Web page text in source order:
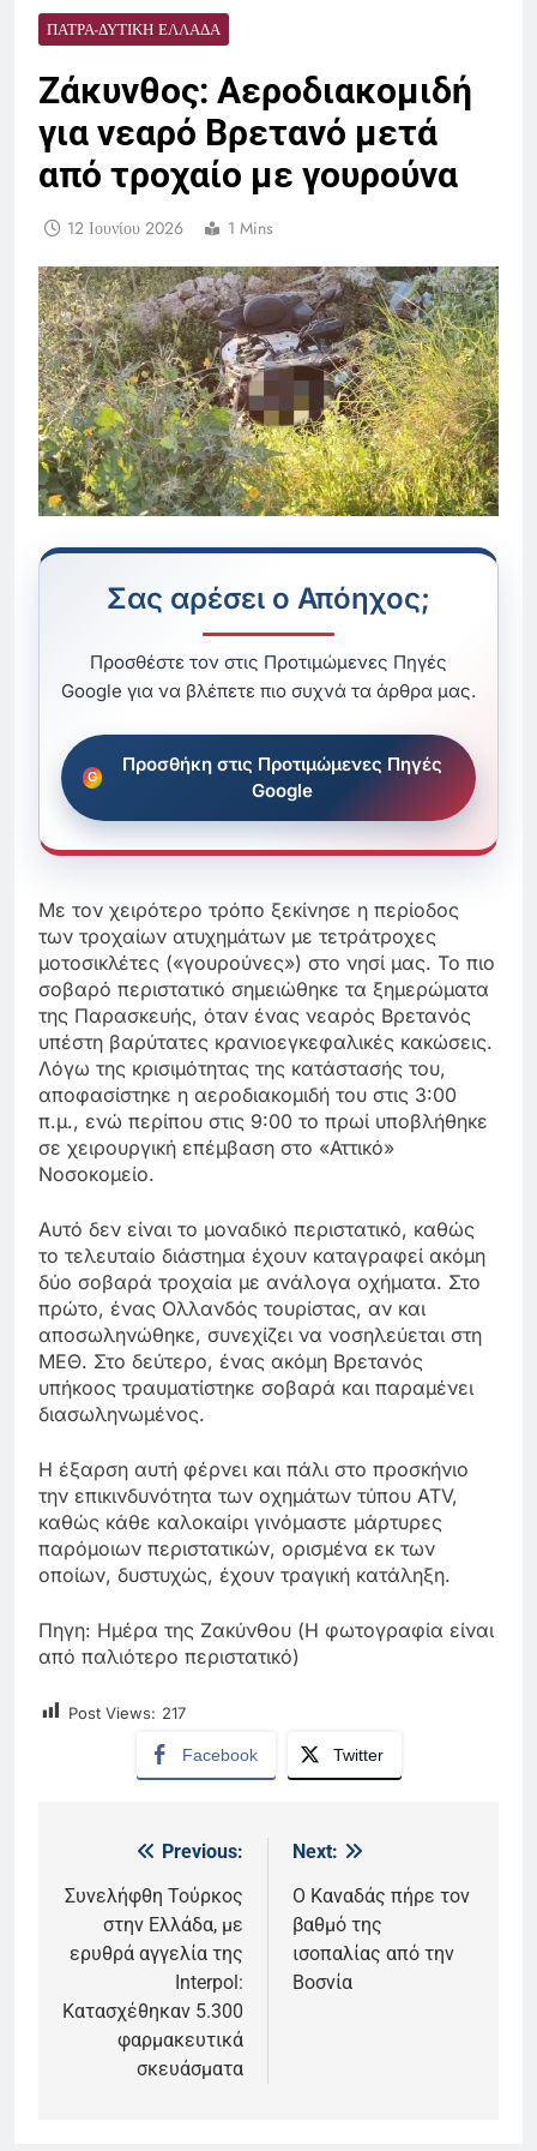
ΠΆΤΡΑ-ΔΥΤΙΚΉ ΕΛΛΆΔΑ
Ζάκυνθος: Aεροδιακομιδή
για νεαρό Βρετανό μετά
από τροχαίο με γουρούνα
12 Ιουνίου 2026 1 Mins
Σας αρέσει ο Απόηχος;
Προσθέστε τον στις Προτιμώμενες Πηγές
Google για να βλέπετε πιο συχνά τα άρθρα μας.
Προσθήκη στις Προτιμώμενες Πηγές
Google
Με τον χειρότερο τρόπο ξεκίνησε η περίοδος
των τροχαίων ατυχημάτων με τετράτροχες
μοτοσικλέτες («γουρούνες») στο νησί μας. Το πιο
σοβαρό περιστατικό σημειώθηκε τα ξημερώματα
της Παρασκευής, όταν ένας νεαρός Βρετανός
υπέστη βαρύτατες κρανιοεγκεφαλικές κακώσεις.
Λόγω της κρισιμότητας της κατάστασής του,
αποφασίστηκε η αεροδιακομιδή του στις 3:00
π.μ., ενώ περίπου στις 9:00 το πρωί υποβλήθηκε
σε χειρουργική επέμβαση στο «Αττικό»
Νοσοκομείο.
Αυτό δεν είναι το μοναδικό περιστατικό, καθώς
το τελευταίο διάστημα έχουν καταγραφεί ακόμη
δύο σοβαρά τροχαία με ανάλογα οχήματα. Στο
πρώτο, ένας Ολλανδός τουρίστας, αν και
αποσωληνώθηκε, συνεχίζει να νοσηλεύεται στη
ΜΕΘ. Στο δεύτερο, ένας ακόμη Βρετανός
υπήκοος τραυματίστηκε σοβαρά και παραμένει
διασωληνωμένος.
Η έξαρση αυτή φέρνει και πάλι στο προσκήνιο
την επικινδυνότητα των οχημάτων τύπου ATV,
καθώς κάθε καλοκαίρι γινόμαστε μάρτυρες
παρόμοιων περιστατικών, ορισμένα εκ των
οποίων, δυστυχώς, έχουν τραγική κατάληξη.
Πηγη: Ημέρα της Ζακύνθου (Η φωτογραφία είναι
από παλιότερο περιστατικό)
Post Views: 217
Facebook Twitter
Πλοήγηση
άρθρων
Previous:
Συνελήφθη Τούρκος
στην Ελλάδα, με
ερυθρά αγγελία της
Interpol:
Κατασχέθηκαν 5.300
φαρμακευτικά
σκευάσματα
Next:
Ο Καναδάς πήρε τον
βαθμό της
ισοπαλίας από την
Βοσνία